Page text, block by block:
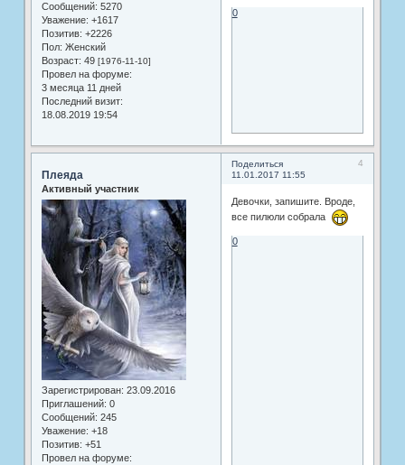
Сообщений: 5270
Уважение: +1617
Позитив: +2226
Пол: Женский
Возраст: 49 [1976-11-10]
Провел на форуме:
3 месяца 11 дней
Последний визит:
18.08.2019 19:54
0
Поделиться
4
11.01.2017 11:55
Плеяда
Активный участник
Зарегистрирован: 23.09.2016
Приглашений: 0
Сообщений: 245
Уважение: +18
Позитив: +51
Провел на форуме:
Девочки, запишите. Вроде,
все пилюли собрала
0